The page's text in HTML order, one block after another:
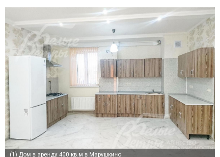
(1) Дом в аренду 400 кв.м в Марушкино